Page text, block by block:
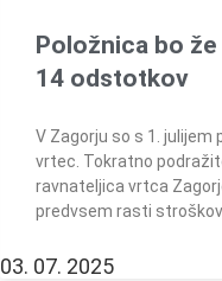
Položnica bo
14 odstotkov
V Zagorju so s 1. julijem
vrtec. Tokratno
ravnateljica vrtca
predvsem rasti stroškov
03. 07. 2025